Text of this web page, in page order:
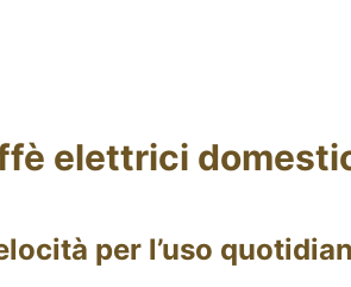
elettrici
per l’uso